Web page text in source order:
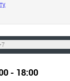
- 18:00